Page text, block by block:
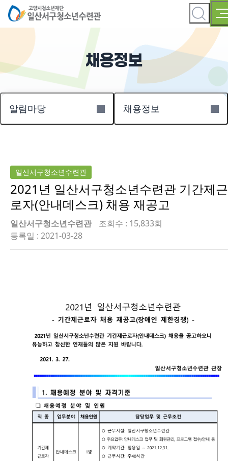
채용정보
알림마당 채용정보
일산서구청소년수련관
2021년 일산서구청소년수련관 기간제근
로자(안내데스크) 채용 재공고
일산서구청소년수련관
조회수 : 15,833회
등록일 : 2021-03-28